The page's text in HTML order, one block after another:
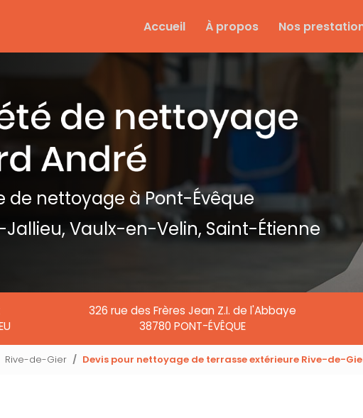
Accueil
À propos Nos
Nettoyage
Ponçage et
Nettoyage de
Nettoyage de
Nettoyage de
de nettoyage à Pont-Évêque
Jallieu, Vaulx-en-Velin, Saint-Étienne
326 rue des Frères Jean Z.I. de l'Abbaye
38780 PONT-ÉVÊQUE
Rive-de-Gier Devis pour nettoyage de terrasse extérieure Rive-de-